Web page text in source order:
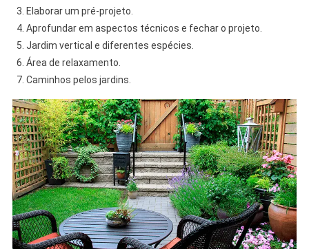
Elaborar um pré-projeto.
Aprofundar em aspectos técnicos e fechar o projeto.
Jardim vertical e diferentes espécies.
Área de relaxamento.
Caminhos pelos jardins.